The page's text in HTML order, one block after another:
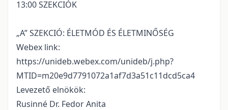
13:00 SZEKCIÓK
„A” SZEKCIÓ: ÉLETMÓD ÉS ÉLETMINŐSÉG
Webex link:
https://unideb.webex.com/unideb/j.php?
MTID=m20e9d7791072a1af7d3a51c11dcd5ca4
Levezető elnökök:
Rusinné Dr. Fedor Anita